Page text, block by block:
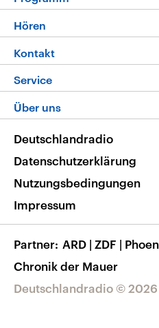
Die Nachrichten
Nachrichtenleicht
Neue Beiträge auf
Hören
Livestream
Podcasts
Deutschlandfunk App
Nachrichten App
Frequenzen
Kontakt
Hörerservice
Service
FAQ
Veranstaltungen
Musikliste
RSS
Über uns
Barrierefreiheit
Deutschlandradio © 2026
Deutschlandradio
Datenschutzerklärung
Nutzungsbedingungen
Impressum
Partner ARD | ZDF |
Chronik der Mauer